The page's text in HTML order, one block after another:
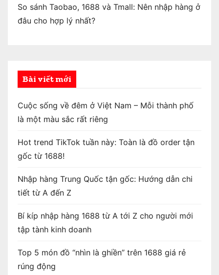
So sánh Taobao, 1688 và Tmall: Nên nhập hàng ở
đâu cho hợp lý nhất?
Bài viết mới
Cuộc sống về đêm ở Việt Nam – Mỗi thành phố
là một màu sắc rất riêng
Hot trend TikTok tuần này: Toàn là đồ order tận
gốc từ 1688!
Nhập hàng Trung Quốc tận gốc: Hướng dẫn chi
tiết từ A đến Z
Bí kíp nhập hàng 1688 từ A tới Z cho người mới
tập tành kinh doanh
Top 5 món đồ “nhìn là ghiền” trên 1688 giá rẻ
rúng động